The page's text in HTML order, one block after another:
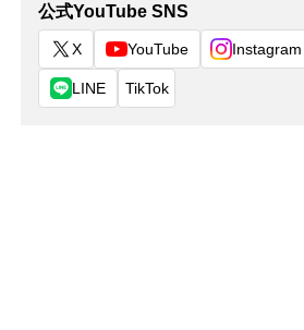
公式YouTube SNS
X YouTube Instagram
LINE TikTok